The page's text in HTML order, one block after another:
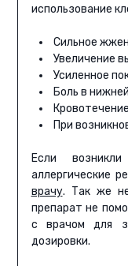
использование
Сильное
Увеличение
Усиленное
Боль в
При
Если
аллергические
врачу. Так же не
препарат не
с врачом для
дозировки.